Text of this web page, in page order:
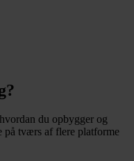
du opbygger og
på tværs af flere platforme